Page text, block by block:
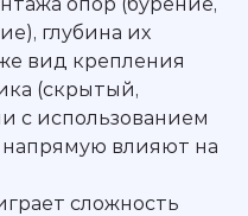
глубина их
вид крепления
(скрытый,
с использованием
влияют на
сложность